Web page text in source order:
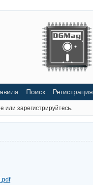
Поиск Регистрация
или зарегистрируйтесь.